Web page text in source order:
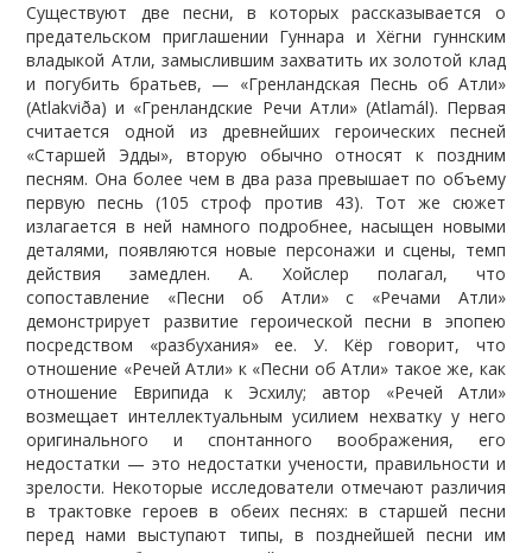
Существуют две песни, в которых рассказывается о
предательском приглашении Гуннара и Хёгни гуннским
владыкой Атли, замыслившим захватить их золотой клад
и погубить братьев, — «Гренландская Песнь об Атли»
(Atlakviða) и «Гренландские Речи Атли» (Atlamál). Первая
считается одной из древнейших героических песней
«Старшей Эдды», вторую обычно относят к поздним
песням. Она более чем в два раза превышает по объему
первую песнь (105 строф против 43). Тот же сюжет
излагается в ней намного подробнее, насыщен новыми
деталями, появляются новые персонажи и сцены, темп
действия замедлен. А. Хойслер полагал, что
сопоставление «Песни об Атли» с «Речами Атли»
демонстрирует развитие героической песни в эпопею
посредством «разбухания» ее. У. Кёр говорит, что
отношение «Речей Атли» к «Песни об Атли» такое же, как
отношение Еврипида к Эсхилу; автор «Речей Атли»
возмещает интеллектуальным усилием нехватку у него
оригинального и спонтанного воображения, его
недостатки — это недостатки учености, правильности и
зрелости. Некоторые исследователи отмечают различия
в трактовке героев в обеих песнях: в старшей песни
перед нами выступают типы, в позднейшей песни им